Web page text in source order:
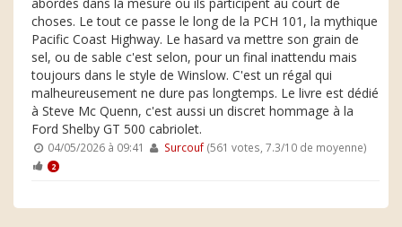
choses. Le tout ce passe le long de la PCH 101, la mythique
Pacific Coast Highway. Le hasard va mettre son grain de
sel, ou de sable c'est selon, pour un final inattendu mais
toujours dans le style de Winslow. C'est un régal qui
malheureusement ne dure pas longtemps. Le livre est dédié
à Steve Mc Quenn, c'est aussi un discret hommage à la
Ford Shelby GT 500 cabriolet.
04/05/2026 à 09:41 Surcouf(561 votes, 7.3/10 de moyenne)
2